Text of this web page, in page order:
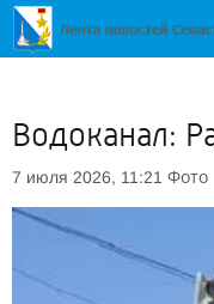
Водоканал:
7 июля 2026, 11:21 Фото